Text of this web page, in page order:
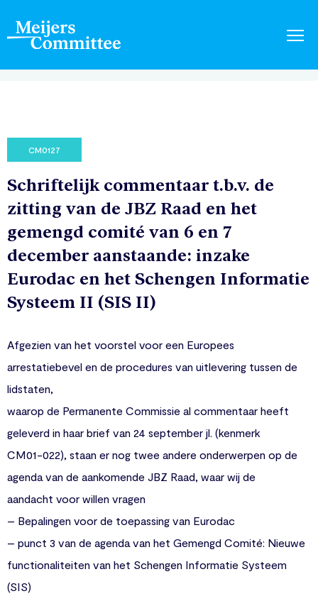
CM0127
Schriftelijk commentaar t.b.v. de
zitting van de JBZ Raad en het
gemengd comité van 6 en 7
december aanstaande: inzake
Eurodac en het Schengen Informatie
Systeem II (SIS II)
Afgezien van het voorstel voor een Europees
arrestatiebevel en de procedures van uitlevering tussen de
lidstaten,
waarop de Permanente Commissie al commentaar heeft
geleverd in haar brief van 24 september jl. (kenmerk
CM01-022), staan er nog twee andere onderwerpen op de
agenda van de aankomende JBZ Raad, waar wij de
aandacht voor willen vragen
– Bepalingen voor de toepassing van Eurodac
– punct 3 van de agenda van het Gemengd Comité: Nieuwe
functionaliteiten van het Schengen Informatie Systeem
(SIS)